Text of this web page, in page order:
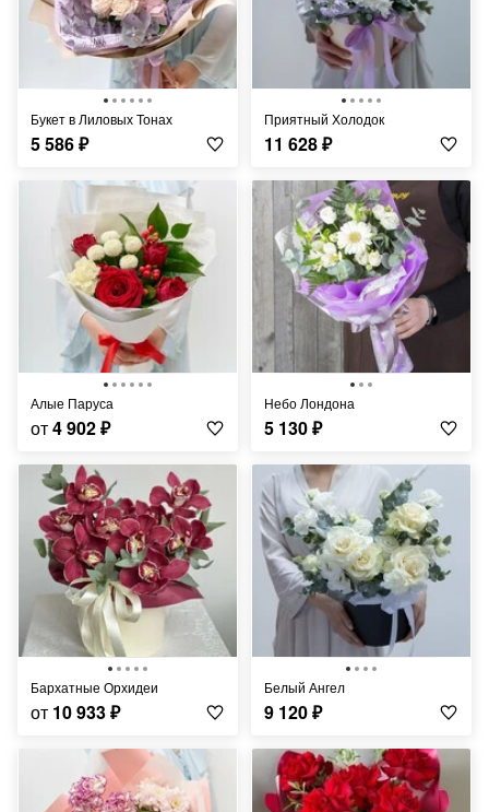
Букет в Лиловых Тонах
5 586₽
Приятный Холодок
11 628₽
Алые Паруса
от4 902₽
Небо Лондона
5 130₽
Бархатные Орхидеи
от 10 933₽
Белый Ангел
9 120₽